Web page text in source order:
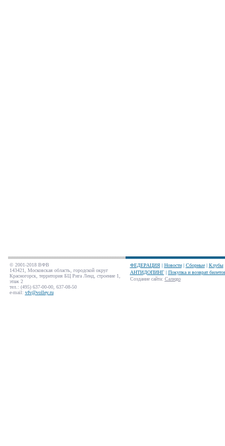
© 2001-2018 ВФВ
143421, Московская область, городской округ
Красногорск, территория БЦ Рига Ленд, строение 1,
этаж 2
тел.: (495) 637-00-00, 637-08-50
e-mail: vfv@volley.ru
ФЕДЕРАЦИЯ| Новости| Сборные| Клубы
АНТИДОПИНГ| Покупка и возврат
Создание сайта: Салюдо